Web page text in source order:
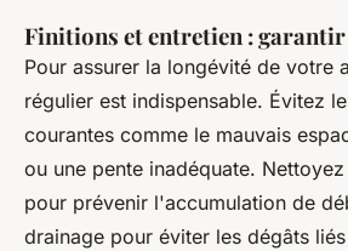
Finitions et entretien :
Pour assurer la longévité de votre
régulier est indispensable. Évitez
courantes comme le mauvais
ou une pente inadéquate.
pour prévenir l'accumulation de
drainage pour éviter les dégâts